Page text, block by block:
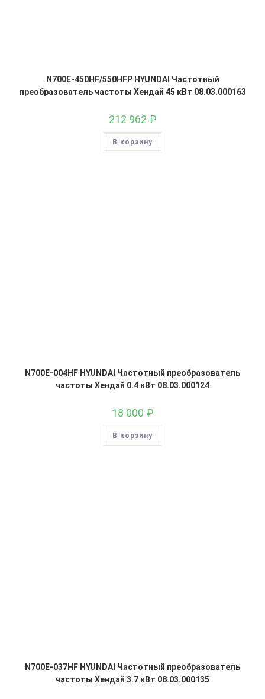
N700E-450HF/550HFP HYUNDAI Частотный
преобразователь частоты Хендай 45 кВт 08.03.000163
212 962 ₽
В корзину
N700E-004HF HYUNDAI Частотный преобразователь
частоты Хендай 0.4 кВт 08.03.000124
18 000 ₽
В корзину
N700E-037HF HYUNDAI Частотный преобразователь
частоты Хендай 3.7 кВт 08.03.000135